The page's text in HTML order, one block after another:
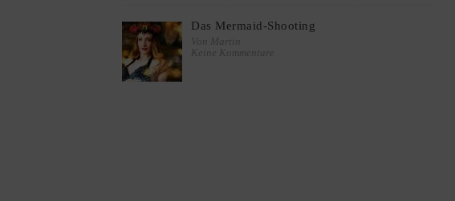
Das Mermaid-Shooting
Von Martin
Keine Kommentare